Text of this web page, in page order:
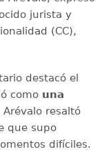
jurista y
(CC),
destacó el
comouna
resaltó
que supo
difíciles.